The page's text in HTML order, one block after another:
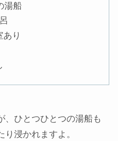
湯船
あり
、ひとつひとつの湯船も
浸かれますよ。